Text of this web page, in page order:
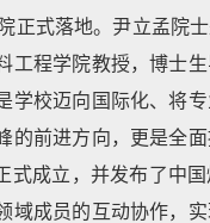
正式落地。尹立孟院
程学院教授，博士
校迈向国际化、将
前进方向，更是全
式成立，并发布了中
成员的互动协作，